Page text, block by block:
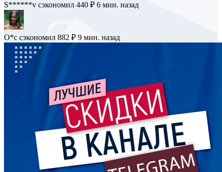
S******v сэкономил 440 ₽ 6 мин. назад
O*c сэкономил 882 ₽ 9 мин. назад